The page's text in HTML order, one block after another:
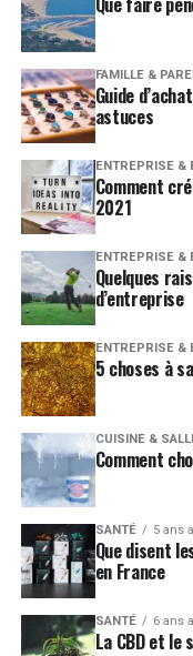
FAMILLE &
Guide
astuces
ENTREPRISE &
Comment
2021
ENTREPRISE &
Quelques
d’entreprise
ENTREPRISE &
5 choses à
CUISINE &
Comment
SANTÉ 5 ans
Que disent
en France
SANTÉ 6 ans
La CBD et le